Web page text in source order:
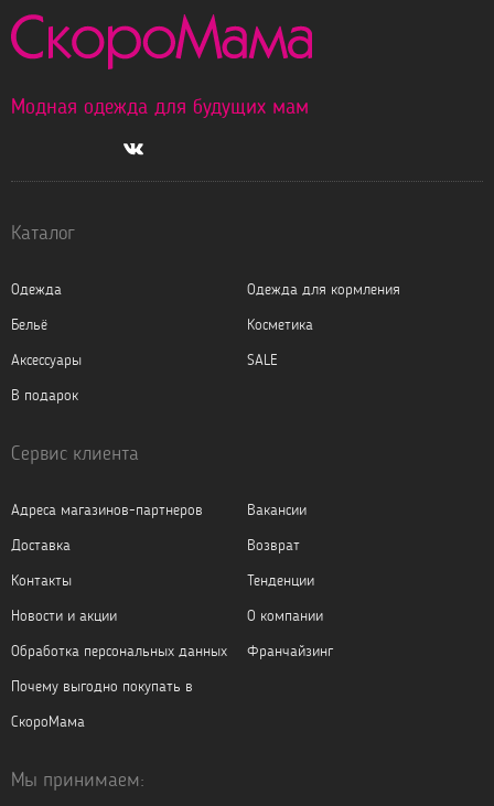
Модная одежда для будущих мам
Каталог
Одежда
Одежда для кормления
Бельё
Косметика
Аксессуары
SALE
В подарок
Сервис клиента
Адреса магазинов-партнеров
Вакансии
Доставка
Возврат
Контакты
Тенденции
Новости и акции
О компании
Обработка персональных данных
Франчайзинг
Почему выгодно покупать в
СкороМама
Мы принимаем: